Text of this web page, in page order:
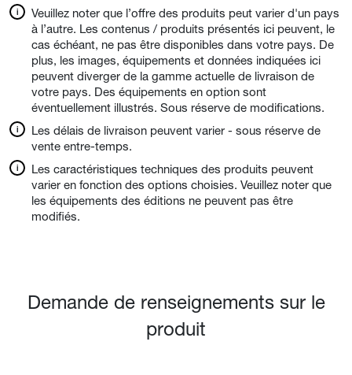
Veuillez noter que l’offre des produits peut varier d'un pays
à l’autre. Les contenus / produits présentés ici peuvent, le
cas échéant, ne pas être disponibles dans votre pays. De
plus, les images, équipements et données indiquées ici
peuvent diverger de la gamme actuelle de livraison de
votre pays. Des équipements en option sont
éventuellement illustrés. Sous réserve de modifications.
Les délais de livraison peuvent varier - sous réserve de
vente entre-temps.
Les caractéristiques techniques des produits peuvent
varier en fonction des options choisies. Veuillez noter que
les équipements des éditions ne peuvent pas être
modifiés.
Demande de renseignements sur le
produit